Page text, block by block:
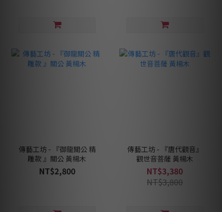
傳藝工坊 - 『御龍關公 精
雕款 』關公 黃楊木
NT$2,800
傳藝工坊 - 『唐代觀音』
觀世音菩薩 黃楊木
NT$3,380
NT$3,800